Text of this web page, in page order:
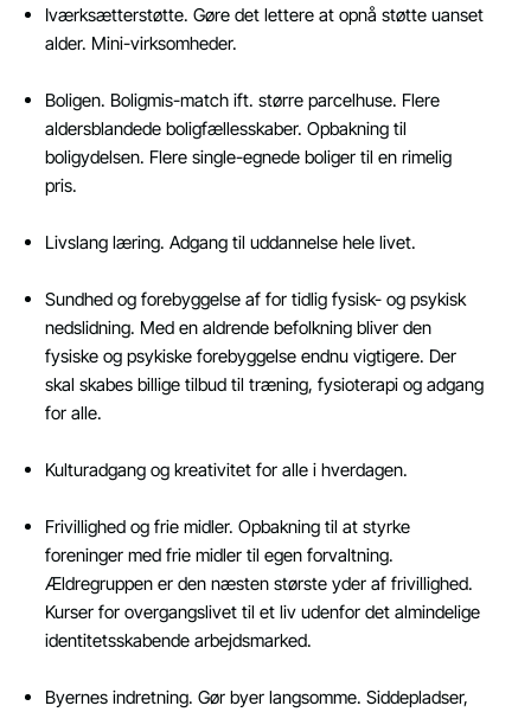
Iværksætterstøtte. Gøre det lettere at opnå støtte uanset
alder. Mini-virksomheder.
Boligen. Boligmis-match ift. større parcelhuse. Flere
aldersblandede boligfællesskaber. Opbakning til
boligydelsen. Flere single-egnede boliger til en rimelig
pris.
Livslang læring. Adgang til uddannelse hele livet.
Sundhed og forebyggelse af for tidlig fysisk- og psykisk
nedslidning. Med en aldrende befolkning bliver den
fysiske og psykiske forebyggelse endnu vigtigere. Der
skal skabes billige tilbud til træning, fysioterapi og adgang
for alle.
Kulturadgang og kreativitet for alle i hverdagen.
Frivillighed og frie midler. Opbakning til at styrke
foreninger med frie midler til egen forvaltning.
Ældregruppen er den næsten største yder af frivillighed.
Kurser for overgangslivet til et liv udenfor det almindelige
identitetsskabende arbejdsmarked.
Byernes indretning. Gør byer langsomme. Siddepladser,